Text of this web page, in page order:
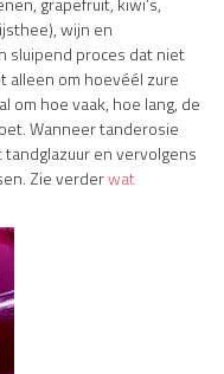
wijn en
sluipend proces dat niet
alleen om hoevéél zure
om hoe vaak, hoe lang, de
Wanneer tanderosie
en vervolgens
Zie verderwat